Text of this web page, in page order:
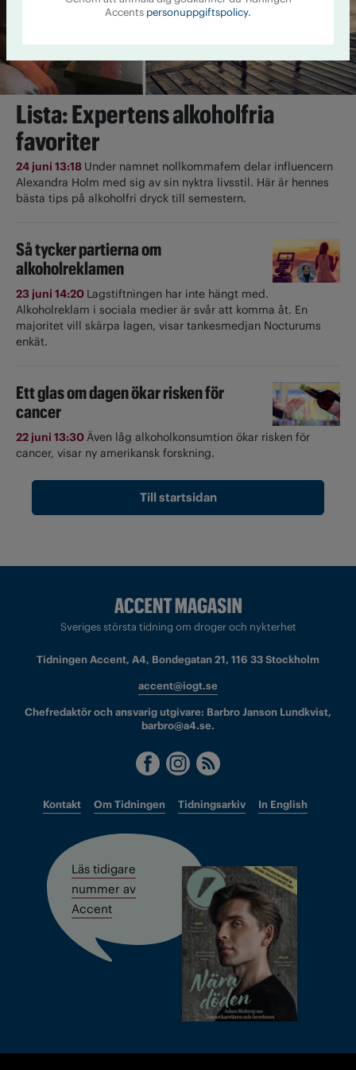
Lista: Expertens alkoholfria
favoriter
24 juni 13:18 Under namnet nollkommafem delar influencern
Alexandra Holm med sig av sin nyktra livsstil. Här är hennes
bästa tips på alkoholfri dryck till semestern.
Så tycker partierna om
alkoholreklamen
23 juni 14:20 Lagstiftningen har inte hängt med.
Alkoholreklam i sociala medier är svår att komma åt. En
majoritet vill skärpa lagen, visar tankesmedjan Nocturums
enkät.
Ett glas om dagen ökar risken för
cancer
22 juni 13:30Även låg alkoholkonsumtion ökar risken för
cancer, visar ny amerikansk forskning.
Till startsidan
Sveriges största tidning om droger och nykterhet
Tidningen Accent, A4, Bondegatan 21, 116 33 Stockholm
accent@iogt.se
Chefredaktör och ansvarig utgivare: Barbro Janson Lundkvist,
barbro@a4.se.
Kontakt Om Tidningen Tidningsarkiv In English
Läs tidigare
nummer av
Accent
Accents personuppgiftspolicy.